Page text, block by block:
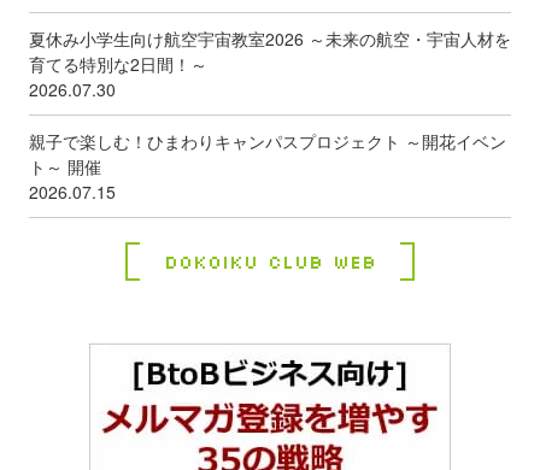
夏休み小学生向け航空宇宙教室2026 ～未来の航空・宇宙人材を
育てる特別な2日間！～
2026.07.30
親子で楽しむ！ひまわりキャンパスプロジェクト ～開花イベン
ト～ 開催
2026.07.15
Dokoiku Club Web